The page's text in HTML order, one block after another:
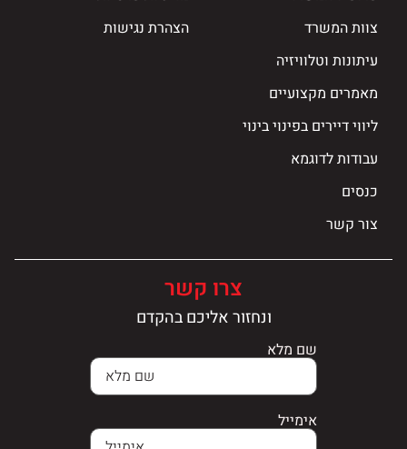
צוות המשרד
עיתונות וטלוויזיה
מאמרים מקצועיים
ליווי דיירים בפינוי בינוי
עבודות לדוגמא
כנסים
צור קשר
הצהרת נגישות
צרו קשר
ונחזור אליכם בהקדם
שם מלא
אימייל